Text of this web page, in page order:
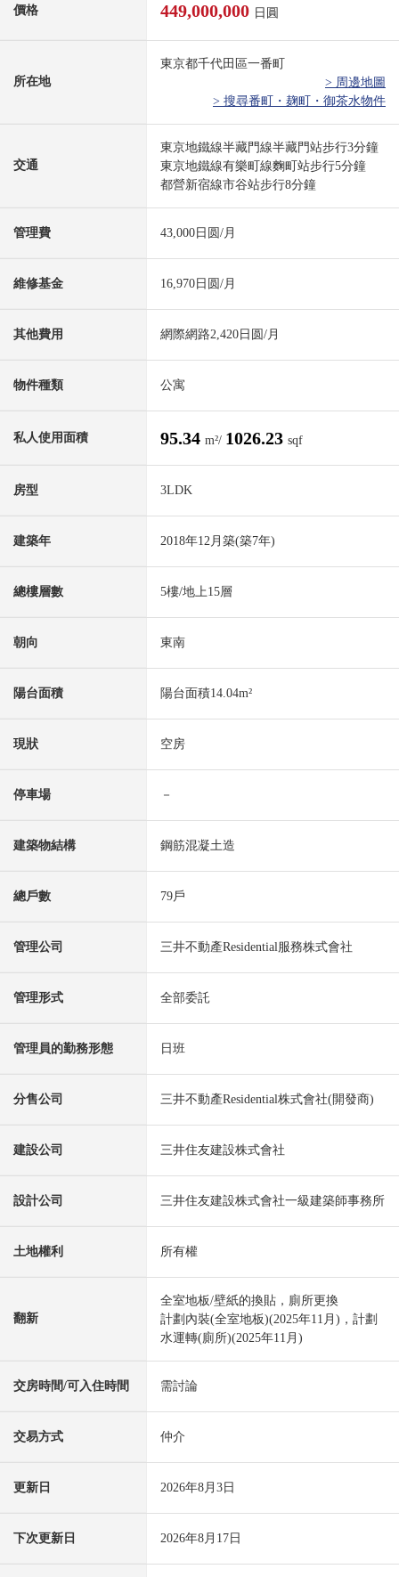
價格 449,000,000 日圓
所在地
東京都千代田區一番町
> 周邊地圖
> 搜尋番町・麹町・御茶水物件
交通
東京地鐵線半藏門線半藏門站步行3分鐘
東京地鐵線有樂町線麴町站步行5分鐘
都營新宿線市谷站步行8分鐘
管理費 43,000日圆/月
維修基金 16,970日圆/月
其他費用 網際網路2,420日圆/月
物件種類 公寓
私人使用面積 95.34 m²/ 1026.23 sqf
房型 3LDK
建築年 2018年12月築(築7年)
總樓層數 5樓/地上15層
朝向 東南
陽台面積 陽台面積14.04m²
現狀 空房
停車場 －
建築物結構 鋼筋混凝土造
總戶數 79戶
管理公司 三井不動產Residential服務株式會社
管理形式 全部委託
管理員的勤務形態 日班
分售公司 三井不動產Residential株式會社(開發商)
建設公司 三井住友建設株式會社
設計公司 三井住友建設株式會社一級建築師事務所
土地權利 所有權
翻新
全室地板/壁紙的換貼，廁所更換
計劃內裝(全室地板)(2025年11月)，計劃
水運轉(廁所)(2025年11月)
交房時間/可入住時間 需討論
交易方式 仲介
更新日 2026年8月3日
下次更新日 2026年8月17日